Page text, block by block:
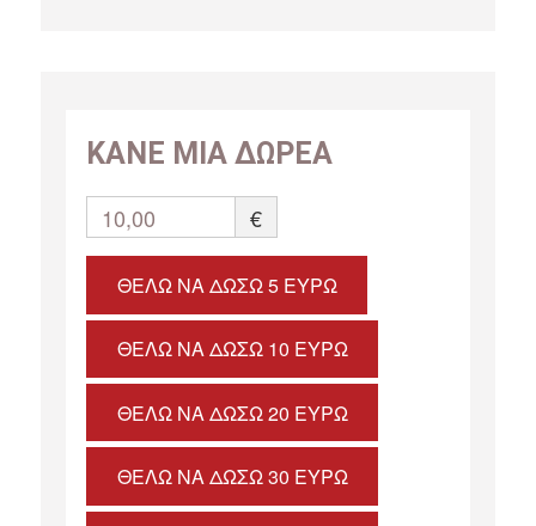
ΚΑΝΕ ΜΙΑ ΔΩΡΕΑ
10,00 €
ΘΈΛΩ ΝΑ ΔΏΣΩ 5 ΕΥΡΏ
ΘΈΛΩ ΝΑ ΔΏΣΩ 10 ΕΥΡΏ
ΘΈΛΩ ΝΑ ΔΏΣΩ 20 ΕΥΡΏ
ΘΈΛΩ ΝΑ ΔΏΣΩ 30 ΕΥΡΏ